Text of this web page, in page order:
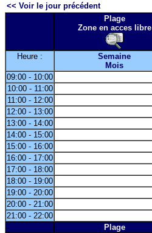
<< Voir le jour précédent
Plage
Zone en acces libre
Heure :
Semaine
Mois
09:00 - 10:00
10:00 - 11:00
11:00 - 12:00
12:00 - 13:00
13:00 - 14:00
14:00 - 15:00
15:00 - 16:00
16:00 - 17:00
17:00 - 18:00
18:00 - 19:00
19:00 - 20:00
20:00 - 21:00
21:00 - 22:00
Plage